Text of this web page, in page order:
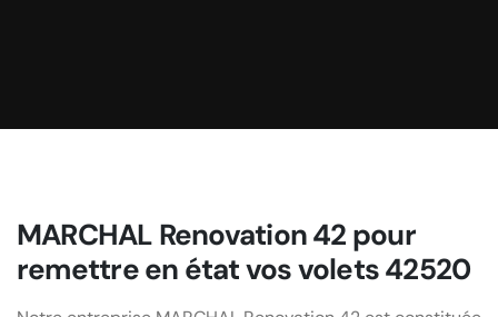
MARCHAL Renovation 42 pour
remettre en état vos volets 42520